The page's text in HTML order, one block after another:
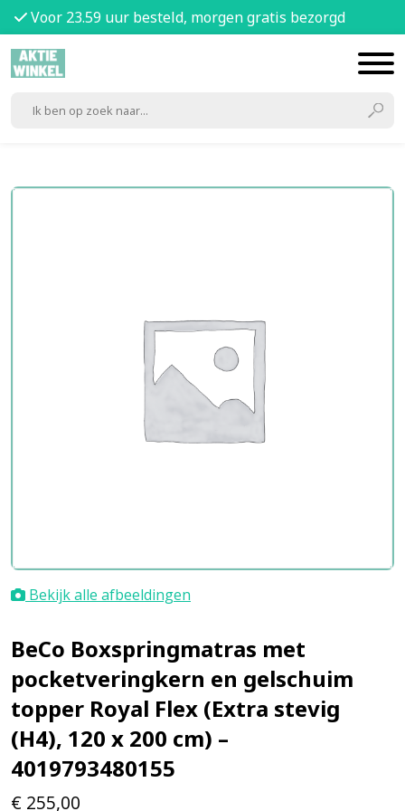
Voor 23.59 uur besteld, morgen gratis bezorgd
Bekijk alle afbeeldingen
BeCo Boxspringmatras met
pocketveringkern en gelschuim
topper Royal Flex (Extra stevig
(H4), 120 x 200 cm) –
4019793480155
€ 255,00